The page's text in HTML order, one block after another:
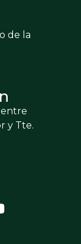
de la
entre
y Tte.